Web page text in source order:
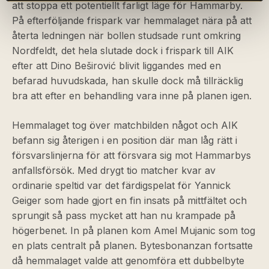
att stoppa ett potentiellt farligt läge för Hammarby.
På efterföljande frispark var hemmalaget nära på att
återta ledningen när bollen studsade runt omkring
Nordfeldt, det hela slutade dock i frispark till AIK
efter att Dino Beširović blivit liggandes med en
befarad huvudskada, han skulle dock må tillräcklig
bra att efter en behandling vara inne på planen igen.
Hemmalaget tog över matchbilden något och AIK
befann sig återigen i en position där man låg rätt i
försvarslinjerna för att försvara sig mot Hammarbys
anfallsförsök. Med drygt tio matcher kvar av
ordinarie speltid var det färdigspelat för Yannick
Geiger som hade gjort en fin insats på mittfältet och
sprungit så pass mycket att han nu krampade på
högerbenet. In på planen kom Amel Mujanic som tog
en plats centralt på planen. Bytesbonanzan fortsatte
då hemmalaget valde att genomföra ett dubbelbyte